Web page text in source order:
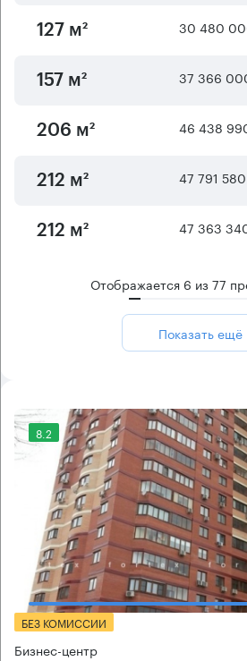
127 м² 30 480
157 м² 37 366
206 м² 46 438
212 м² 47 791
212 м² 47 363
Отображается 6 из77
Показать ещё
8.2
БЕЗ КОМИССИИ
Бизнес-центр